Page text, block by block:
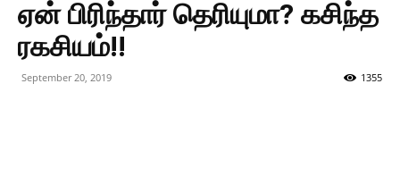
ஏன் பிரிந்தார் தெரியுமா? கசிந்த
ரகசியம்!!
September 20, 2019 1355